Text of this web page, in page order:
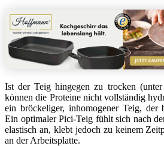
Ist der Teig hingegen zu trocken
können die Proteine nicht vollständig
ein bröckeliger, inhomogener Teig, der
Ein optimaler Pici-Teig fühlt sich nach
elastisch an, klebt jedoch zu keinem
an der Arbeitsplatte.